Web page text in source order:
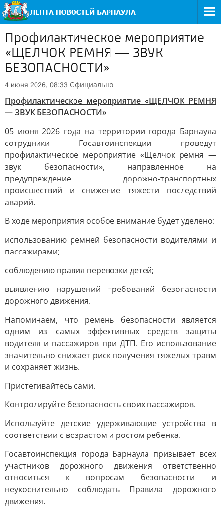
Профилактическое мероприятие
«ЩЕЛЧОК РЕМНЯ — ЗВУК
БЕЗОПАСНОСТИ»
4 июня 2026, 08:33 Официально
Профилактическое мероприятие «ЩЕЛЧОК РЕМНЯ
— ЗВУК БЕЗОПАСНОСТИ»
05 июня 2026 года на территории города Барнаула
сотрудники Госавтоинспекции проведут
профилактическое мероприятие «Щелчок ремня —
звук безопасности», направленное на
предупреждение дорожно-транспортных
происшествий и снижение тяжести последствий
аварий.
В ходе мероприятия особое внимание будет уделено:
использованию ремней безопасности водителями и
пассажирами;
соблюдению правил перевозки детей;
выявлению нарушений требований безопасности
дорожного движения.
Напоминаем, что ремень безопасности является
одним из самых эффективных средств защиты
водителя и пассажиров при ДТП. Его использование
значительно снижает риск получения тяжелых травм
и сохраняет жизнь.
Пристегивайтесь сами.
Контролируйте безопасность своих пассажиров.
Используйте детские удерживающие устройства в
соответствии с возрастом и ростом ребенка.
Госавтоинспекция города Барнаула призывает всех
участников дорожного движения ответственно
относиться к вопросам безопасности и
неукоснительно соблюдать Правила дорожного
движения.